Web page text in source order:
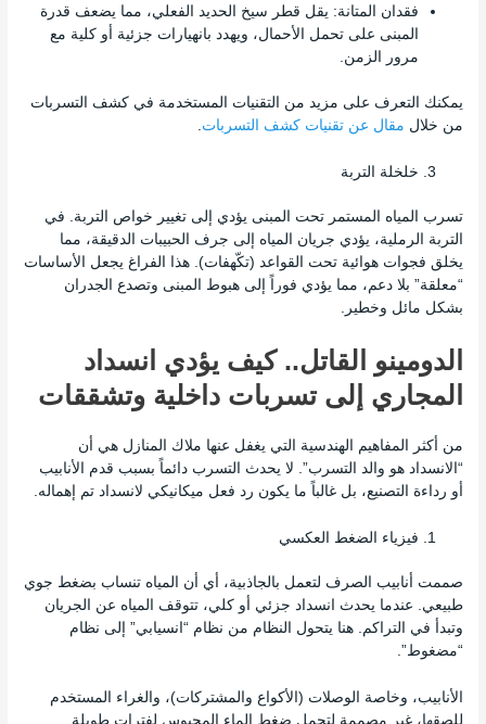
فقدان المتانة: يقل قطر سيخ الحديد الفعلي، مما يضعف قدرة
المبنى على تحمل الأحمال، ويهدد بانهيارات جزئية أو كلية مع
مرور الزمن.
يمكنك التعرف على مزيد من التقنيات المستخدمة في كشف التسربات
من خلال مقال عن تقنيات كشف التسربات
خلخلة التربة
تسرب المياه المستمر تحت المبنى يؤدي إلى تغيير خواص التربة. في
التربة الرملية، يؤدي جريان المياه إلى جرف الحبيبات الدقيقة، مما
يخلق فجوات هوائية تحت القواعد (تكّهفات). هذا الفراغ يجعل الأساسات
“معلقة” بلا دعم، مما يؤدي فوراً إلى هبوط المبنى وتصدع الجدران
بشكل مائل وخطير.
الدومينو القاتل.. كيف يؤدي انسداد
المجاري إلى تسربات داخلية وتشققات
من أكثر المفاهيم الهندسية التي يغفل عنها ملاك المنازل هي أن
“الانسداد هو والد التسرب”. لا يحدث التسرب دائماً بسبب قدم الأنابيب
أو رداءة التصنيع، بل غالباً ما يكون رد فعل ميكانيكي لانسداد تم إهماله.
فيزياء الضغط العكسي
صممت أنابيب الصرف لتعمل بالجاذبية، أي أن المياه تنساب بضغط جوي
طبيعي. عندما يحدث انسداد جزئي أو كلي، تتوقف المياه عن الجريان
وتبدأ في التراكم. هنا يتحول النظام من نظام “انسيابي” إلى نظام
“مضغوط”.
الأنابيب، وخاصة الوصلات (الأكواع والمشتركات)، والغراء المستخدم
للصقها، غير مصممة لتحمل ضغط الماء المحبوس لفترات طويلة.